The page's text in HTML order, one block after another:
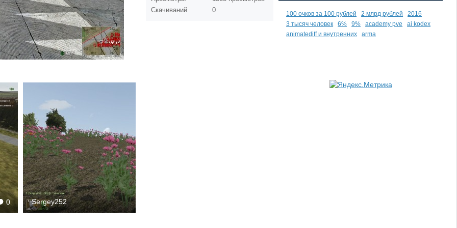
0 Sergey252
Скачиваний
0 100 очков за 100 рублей 2 млрд рублей
2016
3 тысяч человек
6% 9% academy pve
ai kodex
animatediff и внутренних
arma